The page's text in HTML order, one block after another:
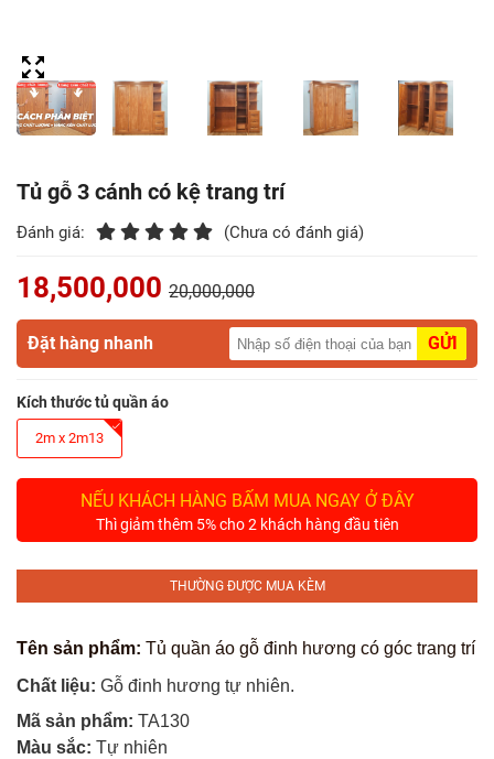
Ăn
Kệ
Tivi
Gỗ
Sofa
Gỗ
Rượu
Tủ
Kệ
Văn
Sản
Phẩm
Khác
Tủ gỗ 3 cánh có kệ trang trí
Đánh giá: (Chưa có đánh giá)
18,500,000 20,000,000
Đặt hàng nhanh GỬI
Kích thước tủ quần áo
2m x 2m13
NẾU KHÁCH HÀNG BẤM MUA NGAY Ở ĐÂY
Thì giảm thêm 5% cho 2 khách hàng đầu tiên
THƯỜNG ĐƯỢC MUA KÈM
Tên sản phẩm: Tủ quần áo gỗ đinh hương có góc trang trí
Chất liệu: Gỗ đinh hương tự nhiên.
Mã sản phẩm: TA130
Màu sắc: Tự nhiên